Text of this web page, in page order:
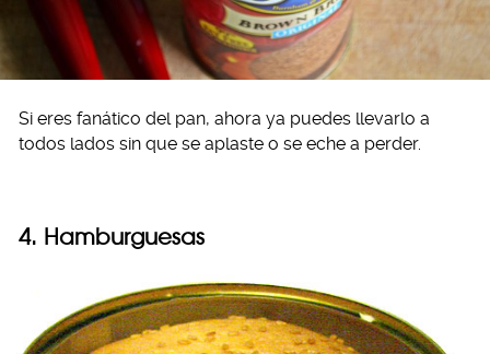
Si eres fanático del pan, ahora ya puedes llevarlo a
todos lados sin que se aplaste o se eche a perder.
4. Hamburguesas